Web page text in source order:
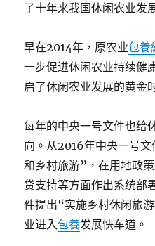
了十年来我国休闲农业发
早在2014年，原农业包養
一步促进休闲农业持续健
启了休闲农业发展的黄金
每年的中央一号文件也给
向。从2016年中央一号
和乡村旅游”，在用地政
贷支持等方面作出系统部
件提出“实施乡村休闲旅
业进入包養发展快车道。